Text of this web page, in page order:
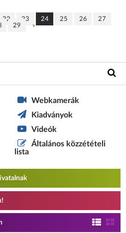
22 23 24 25 26
27
29 »
Webkamerák
Kiadványok
Videók
Általános közzétételi
lista